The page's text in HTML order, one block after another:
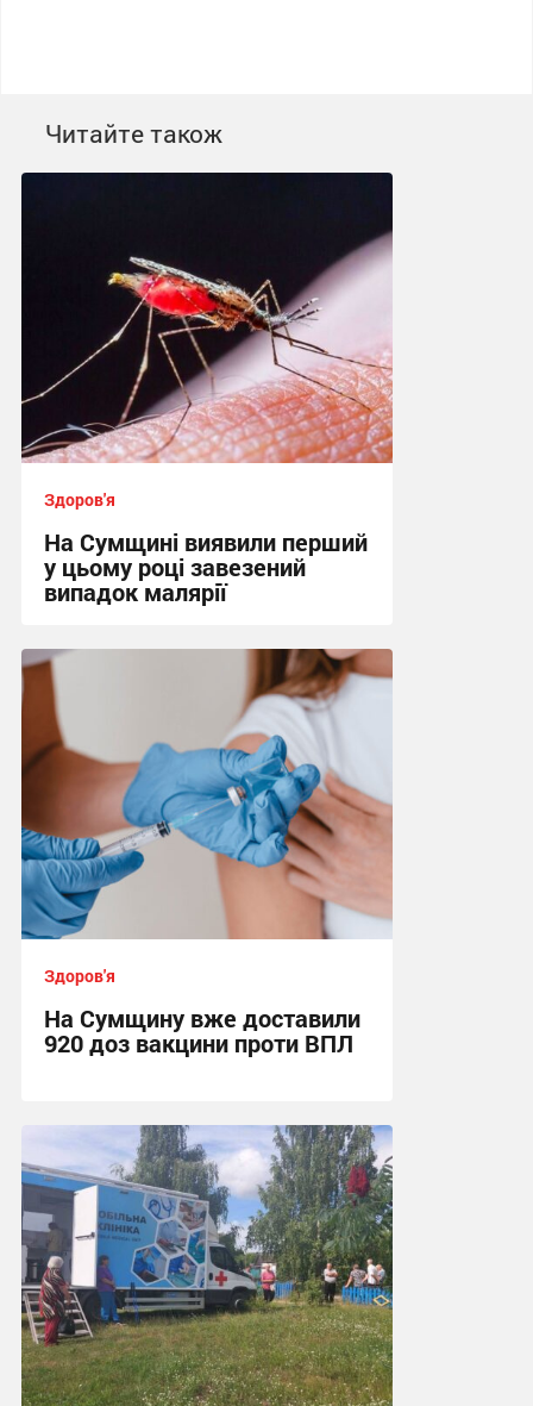
Читайте також
Здоров'я
На Сумщині виявили перший
у цьому році завезений
випадок малярії
16:10, 6.08.2026
Здоров'я
На Сумщину вже доставили
920 доз вакцини проти ВПЛ
16:35, 4.08.2026